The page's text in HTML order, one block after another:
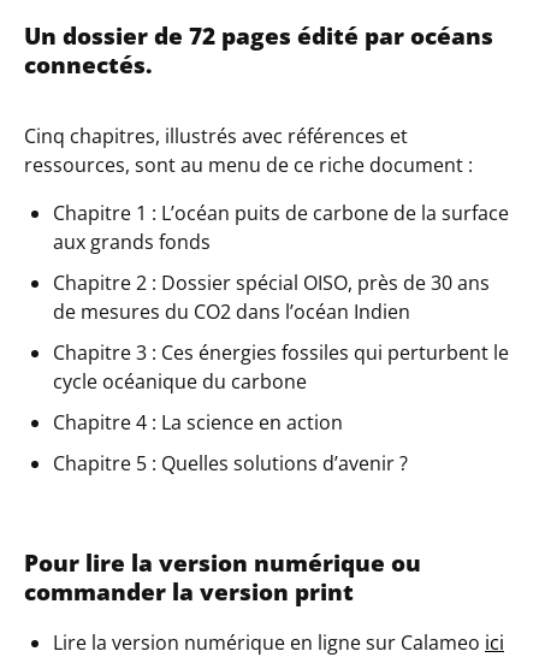
Un dossier de 72 pages édité par océans
connectés.
Cinq chapitres, illustrés avec références et
ressources, sont au menu de ce riche document :
Chapitre 1 : L’océan puits de carbone de la surface
aux grands fonds
Chapitre 2 : Dossier spécial OISO, près de 30 ans
de mesures du CO2 dans l’océan Indien
Chapitre 3 : Ces énergies fossiles qui perturbent le
cycle océanique du carbone
Chapitre 4 : La science en action
Chapitre 5 : Quelles solutions d’avenir ?
Pour lire la version numérique ou
commander la version print
Lire la version numérique en ligne sur Calameo ici